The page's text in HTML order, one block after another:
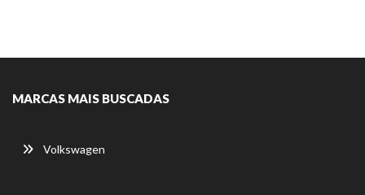
MARCAS MAIS BUSCADAS
Volkswagen